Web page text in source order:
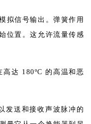
拟信号输出。弹簧作用
位置。这允许流量传感
达 180ºC 的高温和恶
发送和接收声波脉冲的